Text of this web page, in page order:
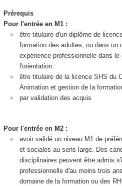
Prérequis
Pour l'entrée en M1 :
être titulaire d'un diplôme de
formation des adultes, ou dans un
expérience professionnelle dans
l'orientation
être titulaire de la licence SHS du
Animation et gestion de la
par validation des acquis
Pour l'entrée en M2 :
avoir validé un niveau M1 de
et sociales au sens large. Des
disciplinaires peuvent être admis
professionnelle d'au moins trois
domaine de la formation ou des